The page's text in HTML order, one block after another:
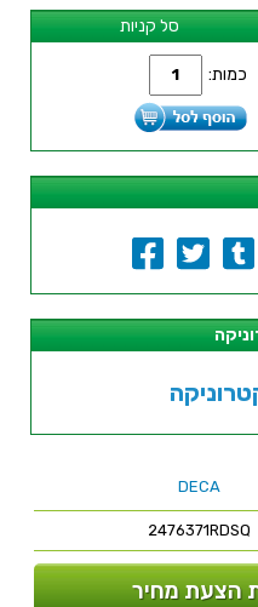
סל קניות
כמות:
DECA
2476371RDSQ
הצעת מחיר